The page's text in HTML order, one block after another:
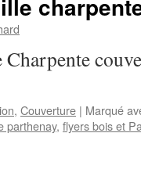
, Couverture | Marqué
parthenay, flyers bois et